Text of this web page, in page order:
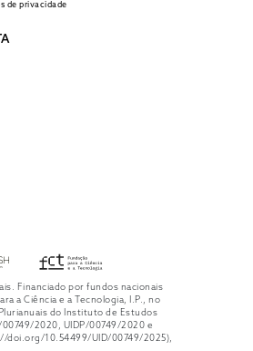
de privacidade
Financiado por fundos nacionais
a Ciência e a Tecnologia, I.P., no
do Instituto de Estudos
00749/2020, UIDP/00749/2020 e
doi.org/10.54499/UID/00749/2025),